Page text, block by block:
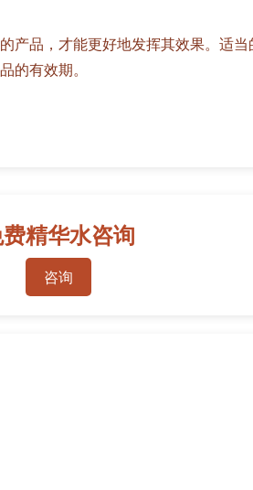
产品，才能更好地发挥其效果。适
的有效期。
精华水咨询
咨询